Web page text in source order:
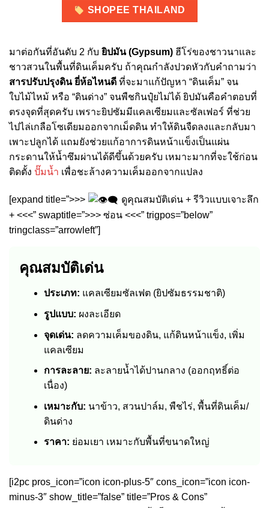
SHOPEE THAILAND
มาต่อกันที่อันดับ 2 กับ ยิปมัน (Gypsum) ฮีโร่ของชาวนาและ
ชาวสวนในพื้นที่ดินเค็มครับ ถ้าคุณกำลังปวดหัวกับคำถามว่า
สารปรับปรุงดิน ยี่ห้อไหนดี ที่จะมาแก้ปัญหา “ดินเค็ม” จน
ใบไม้ไหม้ หรือ “ดินด่าง” จนพืชกินปุ๋ยไม่ได้ ยิปมันคือคำตอบที่
ตรงจุดที่สุดครับ เพราะยิปซัมมีแคลเซียมและซัลเฟอร์ ที่ช่วย
ไปไล่เกลือโซเดียมออกจากเม็ดดิน ทำให้ดินจืดลงและกลับมา
เพาะปลูกได้ แถมยังช่วยแก้อาการดินหน้าแข็งเป็นแผ่น
กระดานให้น้ำซึมผ่านได้ดีขึ้นด้วยครับ เหมาะมากที่จะใช้ก่อน
ติดตั้ง ปั๊มน้ำ เพื่อชะล้างความเค็มออกจากแปลง
[expand title=”>>>
ดูคุณสมบัติเด่น + รีวิวแบบเจาะลึก
+ <<<” swaptitle=”>>> ซ่อน <<<” trigpos=”below”
tringclass=”arrowleft”]
คุณสมบัติเด่น
ประเภท: แคลเซียมซัลเฟต (ยิปซัมธรรมชาติ)
รูปแบบ: ผงละเอียด
จุดเด่น: ลดความเค็มของดิน, แก้ดินหน้าแข็ง, เพิ่ม
แคลเซียม
การละลาย: ละลายน้ำได้ปานกลาง (ออกฤทธิ์ต่อ
เนื่อง)
เหมาะกับ: นาข้าว, สวนปาล์ม, พืชไร่, พื้นที่ดินเค็ม/
ดินด่าง
ราคา: ย่อมเยา เหมาะกับพื้นที่ขนาดใหญ่
[i2pc pros_icon=”icon icon-plus-5″ cons_icon=”icon icon-
minus-3″ show_title=”false” title=”Pros & Cons”